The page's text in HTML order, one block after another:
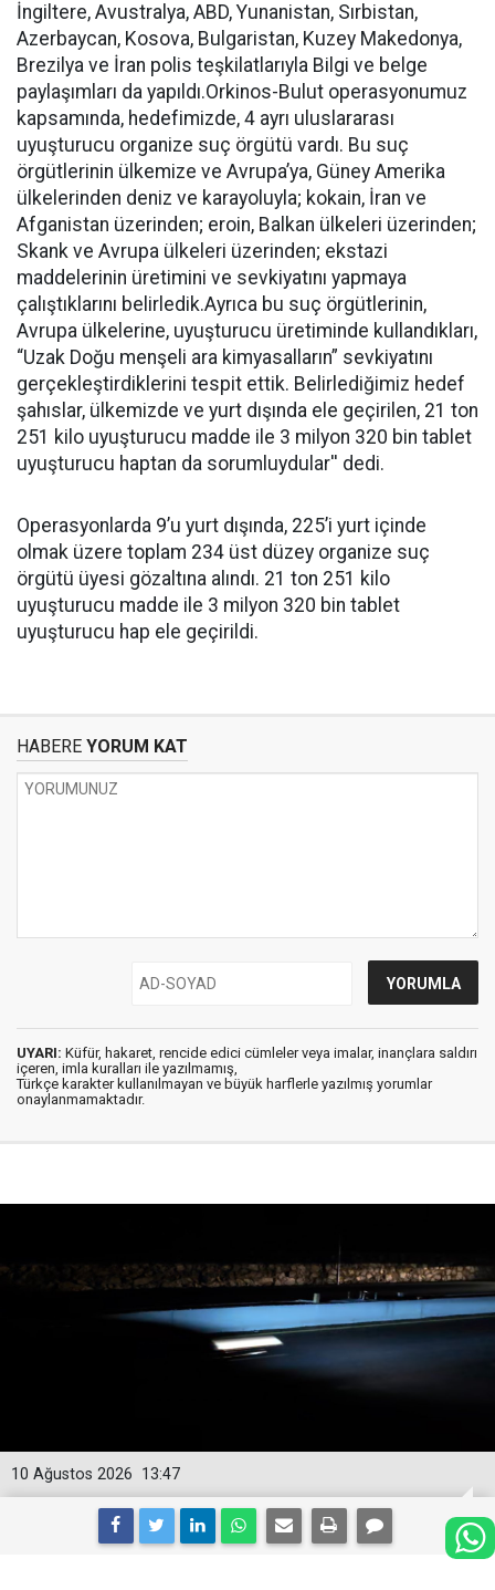
İngiltere, Avustralya, ABD, Yunanistan, Sırbistan,
Azerbaycan, Kosova, Bulgaristan, Kuzey Makedonya,
Brezilya ve İran polis teşkilatlarıyla Bilgi ve belge
paylaşımları da yapıldı.Orkinos-Bulut operasyonumuz
kapsamında, hedefimizde, 4 ayrı uluslararası
uyuşturucu organize suç örgütü vardı. Bu suç
örgütlerinin ülkemize ve Avrupa’ya, Güney Amerika
ülkelerinden deniz ve karayoluyla; kokain, İran ve
Afganistan üzerinden; eroin, Balkan ülkeleri üzerinden;
Skank ve Avrupa ülkeleri üzerinden; ekstazi
maddelerinin üretimini ve sevkiyatını yapmaya
çalıştıklarını belirledik.Ayrıca bu suç örgütlerinin,
Avrupa ülkelerine, uyuşturucu üretiminde kullandıkları,
“Uzak Doğu menşeli ara kimyasalların” sevkiyatını
gerçekleştirdiklerini tespit ettik. Belirlediğimiz hedef
şahıslar, ülkemizde ve yurt dışında ele geçirilen, 21 ton
251 kilo uyuşturucu madde ile 3 milyon 320 bin tablet
uyuşturucu haptan da sorumluydular'' dedi.
Operasyonlarda 9’u yurt dışında, 225’i yurt içinde
olmak üzere toplam 234 üst düzey organize suç
örgütü üyesi gözaltına alındı. 21 ton 251 kilo
uyuşturucu madde ile 3 milyon 320 bin tablet
uyuşturucu hap ele geçirildi.
HABERE YORUM KAT
UYARI: Küfür, hakaret, rencide edici cümleler veya imalar, inançlara saldırı
içeren, imla kuralları ile yazılmamış,
Türkçe karakter kullanılmayan ve büyük harflerle yazılmış yorumlar
onaylanmamaktadır.
13:47
10 Ağustos 2026